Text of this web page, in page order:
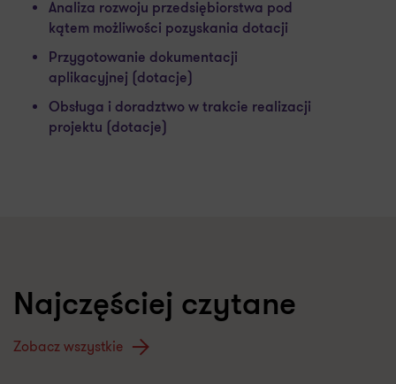
Analiza rozwoju przedsiębiorstwa pod
kątem możliwości pozyskania dotacji
Przygotowanie dokumentacji
aplikacyjnej (dotacje)
Obsługa i doradztwo w trakcie realizacji
projektu (dotacje)
Najczęściej czytane
Zobacz wszystkie